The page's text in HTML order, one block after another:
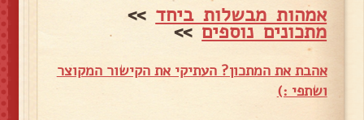
אמהות מבשלות ביחד >>
מתכונים נוספים>>
אהבת את המתכון? העתיקי את הקישור המקוצר
ושתפי :)